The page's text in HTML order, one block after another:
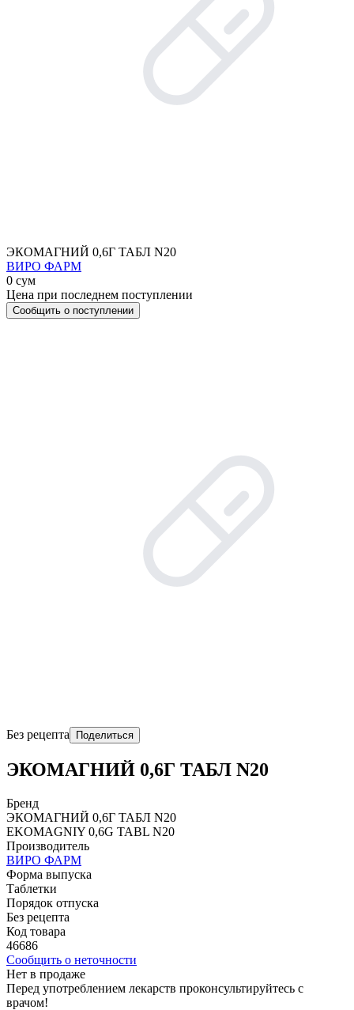
ЭКОМАГНИЙ 0,6Г ТАБЛ N20
ВИРО ФАРМ
0 сум
Цена при последнем поступлении
Сообщить о поступлении
Без рецепта Поделиться
ЭКОМАГНИЙ 0,6Г ТАБЛ N20
Бренд
ЭКОМАГНИЙ 0,6Г ТАБЛ N20
EKOMAGNIY 0,6G TABL N20
Производитель
ВИРО ФАРМ
Форма выпуска
Таблетки
Порядок отпуска
Без рецепта
Код товара
46686
Сообщить о неточности
Нет в продаже
Перед употреблением лекарств проконсультируйтесь с
врачом!